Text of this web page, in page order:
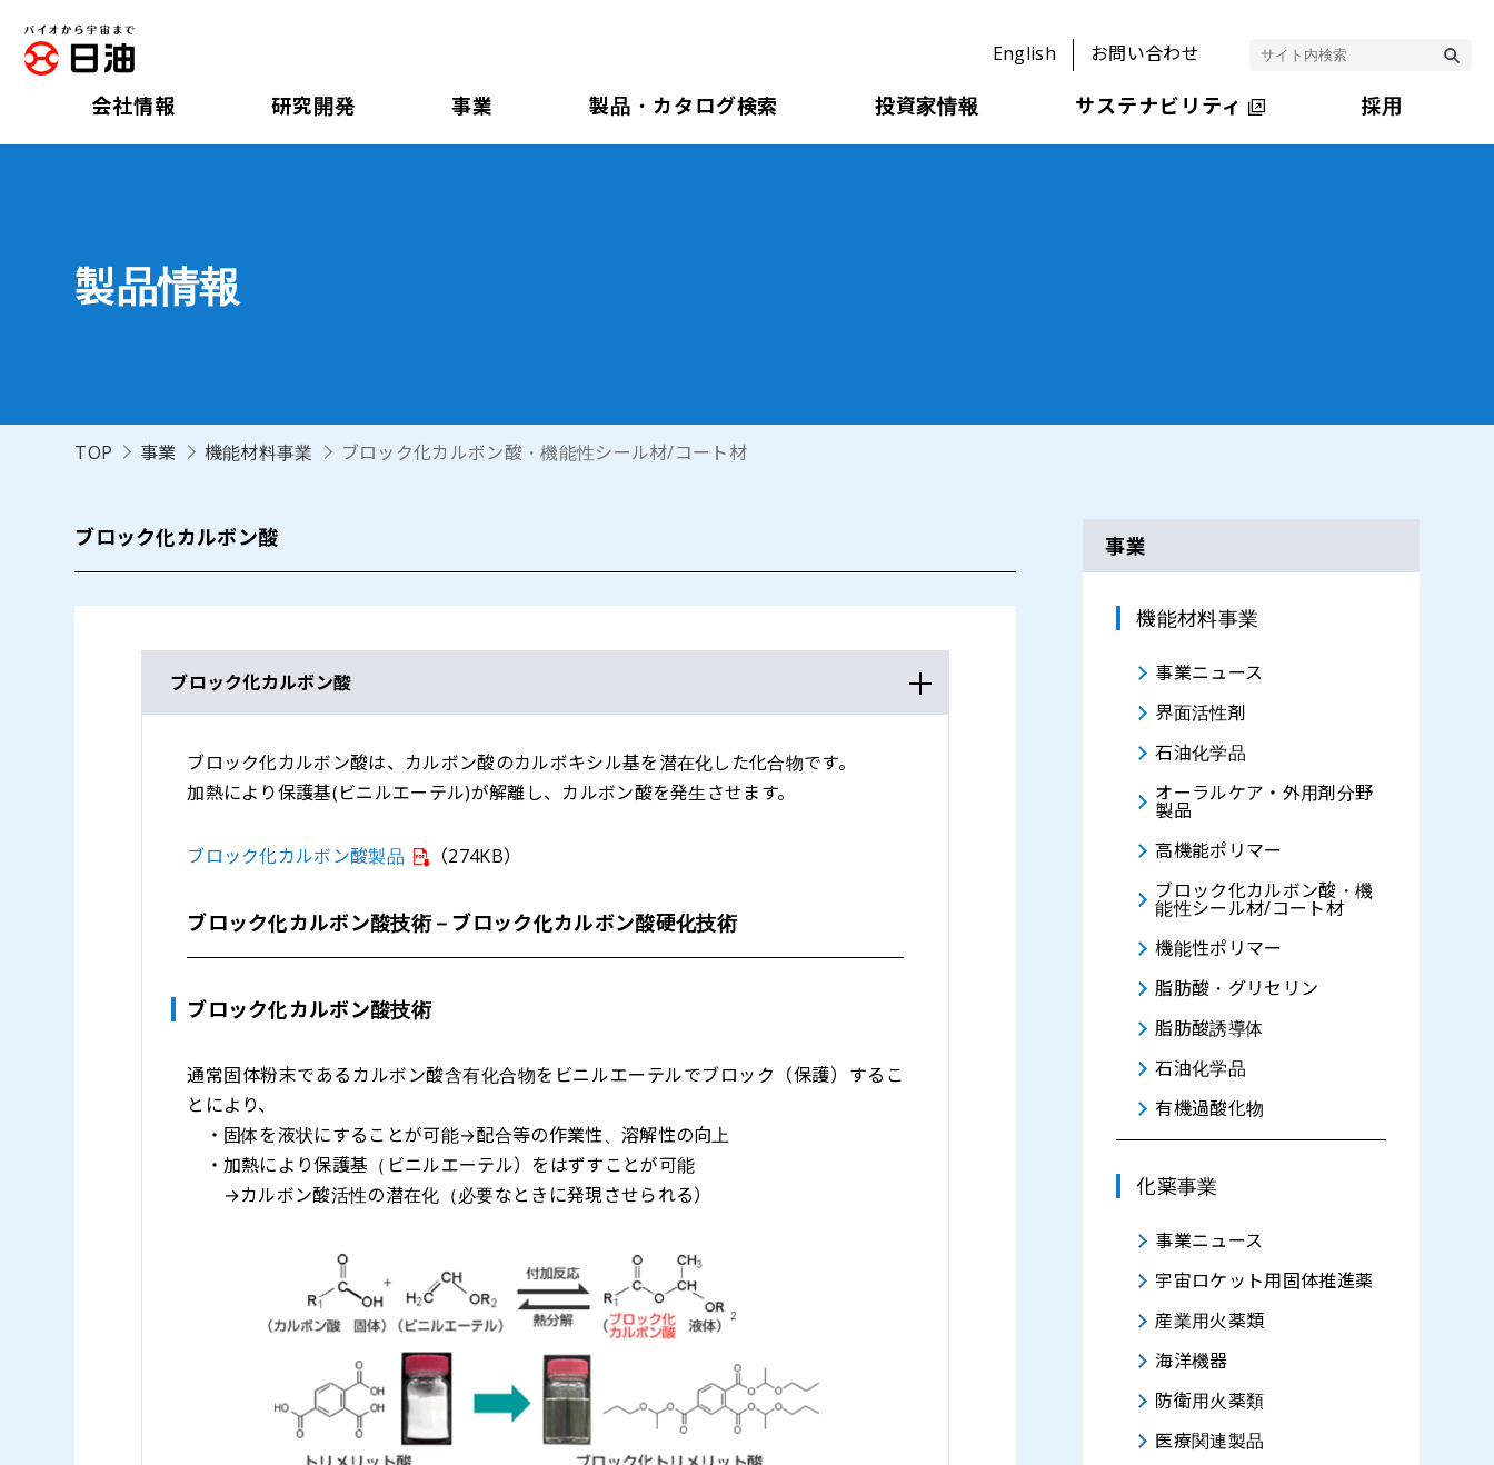
English お問い合わせ
会社情報 研究開発 事業 製品・カタログ検索 投資家情報 サステナビリティ 採用
製品情報
TOP 事業 機能材料事業 ブロック化カルボン酸・機能性シール材/コート材
ブロック化カルボン酸
ブロック化カルボン酸
ブロック化カルボン酸は、カルボン酸のカルボキシル基を潜在化した化合物です。
加熱により保護基(ビニルエーテル)が解離し、カルボン酸を発生させます。
ブロック化カルボン酸製品 （274KB）
ブロック化カルボン酸技術－ブロック化カルボン酸硬化技術
ブロック化カルボン酸技術
通常固体粉末であるカルボン酸含有化合物をビニルエーテルでブロック（保護）するこ
とにより、
・固体を液状にすることが可能→配合等の作業性、溶解性の向上
・加熱により保護基（ビニルエーテル）をはずすことが可能
→カルボン酸活性の潜在化（必要なときに発現させられる）
事業
機能材料事業
事業ニュース
界面活性剤
石油化学品
オーラルケア・外用剤分野
製品
高機能ポリマー
ブロック化カルボン酸・機
能性シール材/コート材
機能性ポリマー
脂肪酸・グリセリン
脂肪酸誘導体
石油化学品
有機過酸化物
化薬事業
事業ニュース
宇宙ロケット用固体推進薬
産業用火薬類
海洋機器
防衛用火薬類
医療関連製品